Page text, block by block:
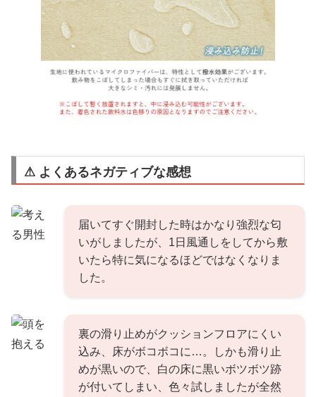
⚠ よくあるネガティブな感想
届いてすぐ開封した時はかなり強烈な匂
いがしましたが、1日風通しをしてから敷
いたら特に気になるほどではなくなりま
した。
裏の滑り止めがクッションフロアにくい
込み、床がボコボコに…。しかも滑り止
めが黒いので、白の床に黒いボツボツ跡
が付いてしまい、色々試しましたが全然